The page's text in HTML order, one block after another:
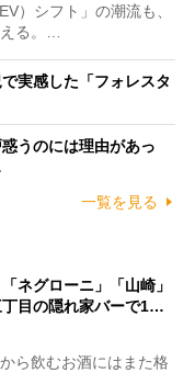
）シフト」の潮流も、
る。…
実感した「フォレスタ
うのには理由があっ
一覧を見る
ネグローニ」「山崎」
丁目の隠れ家バーで1…
ら飲むお酒にはまた格